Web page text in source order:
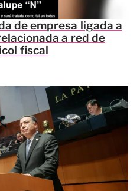
de empresa ligada a
a red de
fiscal